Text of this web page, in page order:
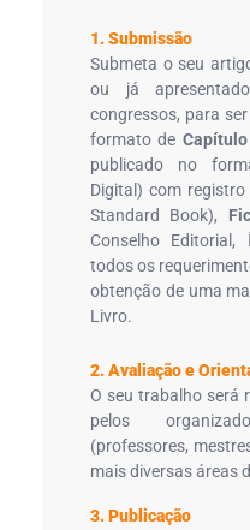
1. Submissão
Submeta o seu
ou já
congressos, para
formato de
publicado no
Digital) com registro
Standard Book),
Conselho Editorial,
todos os
obtenção de uma
Livro.
2. Avaliação e
O seu trabalho será
pelos
(professores,
mais diversas áreas
3. Publicação